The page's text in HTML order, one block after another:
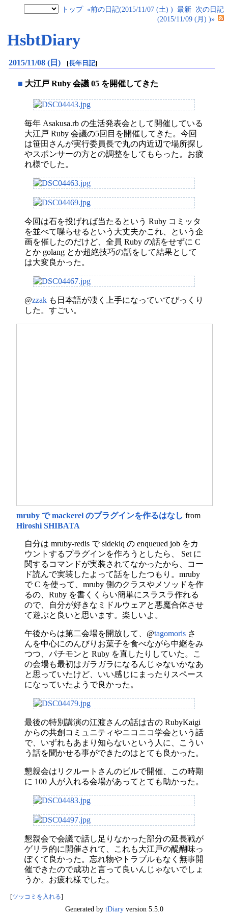
トップ «前の日記(2015/11/07 (土) ) 最新 次の日記
(2015/11/09 (月) )»
HsbtDiary
2015/11/08 (日) [長年日記]
■ 大江戸 Ruby 会議 05 を開催してきた
毎年 Asakusa.rb の生活発表会として開催している
大江戸 Ruby 会議の5回目を開催してきた。今回
は笹田さんが実行委員長で丸の内近辺で場所探し
やスポンサーの方との調整をしてもらった。お疲
れ様でした。
今回は石を投げれば当たるという Ruby コミッタ
を並べて喋らせるという大丈夫かこれ、という企
画を催したのだけど、全員 Ruby の話をせずに C
とか golang とか超絶技巧の話をして結果として
は大変良かった。
@zzak も日本語が凄く上手になっていてびっくり
した。すごい。
mruby で mackerel のプラグインを作るはなし from
Hiroshi SHIBATA
自分は mruby-redis で sidekiq の enqueued job をカ
ウントするプラグインを作ろうとしたら、 Set に
関するコマンドが実装されてなかったから、コー
ド読んで実装したよって話をしたつもり。mruby
で C を使って、mruby 側のクラスやメソッドを作
るの、Ruby を書くくらい簡単にスラスラ作れる
ので、自分が好きなミドルウェアと悪魔合体させ
て遊ぶと良いと思います。楽しいよ。
午後からは第二会場を開放して、@tagomoris さ
んを中心にのんびりお菓子を食べながら中継をみ
つつ、パチモンと Ruby を直したりしていた。こ
の会場も最初はガラガラになるんじゃないかなあ
と思っていたけど、いい感じにまったりスペース
になっていたようで良かった。
最後の特別講演の江渡さんの話は古の RubyKaigi
からの共創コミュニティやニコニコ学会という話
で、いずれもあまり知らないという人に、こうい
う話を聞かせる事ができたのはとても良かった。
懇親会はリクルートさんのビルで開催、この時期
に 100 人が入れる会場があってとても助かった。
懇親会で会議で話し足りなかった部分の延長戦が
ゲリラ的に開催されて、これも大江戸の醍醐味っ
ぽくて良かった。忘れ物やトラブルもなく無事開
催できたので成功と言って良いんじゃないでしょ
うか。お疲れ様でした。
[ツッコミを入れる]
Generated by tDiaryversion 5.5.0